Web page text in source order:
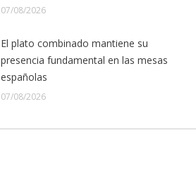
07/08/2026
El plato combinado mantiene su
presencia fundamental en las mesas
españolas
07/08/2026